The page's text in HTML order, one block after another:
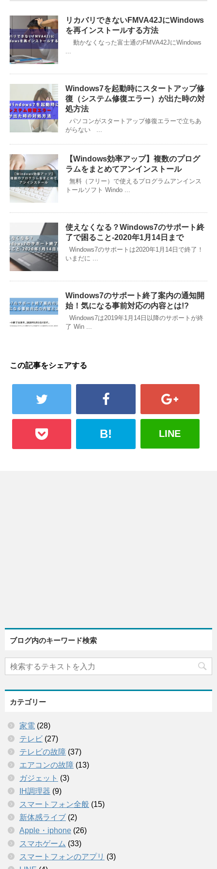
リカバリできないFMVA42JにWindows
を再インストールする方法
動かなくなった富士通のFMVA42JにWindows
...
Windows7を起動時にスタートアップ修
復（システム修復エラー）が出た時の対
処方法
パソコンがスタートアップ修復エラーで立ちあ
がらない ...
【Windows効率アップ】複数のプログ
ラムをまとめてアンインストール
無料（フリー）で使えるプログラムアンインス
トールソフト Windo ...
使えなくなる？Windows7のサポート終
了で困ること-2020年1月14日まで
Windows7のサポートは2020年1月14日で終了！
いまだに ...
Windows7のサポート終了案内の通知開
始！気になる事前対応の内容とは!?
Windows7は2019年1月14日以降のサポートが終
了 Win ...
この記事をシェアする
B! LINE
ブログ内のキーワード検索
カテゴリー
家電 (28)
テレビ (27)
テレビの故障 (37)
エアコンの故障 (13)
ガジェット (3)
IH調理器 (9)
スマートフォン全般 (15)
新体感ライブ (2)
Apple・iphone (26)
スマホゲーム (33)
スマートフォンのアプリ (3)